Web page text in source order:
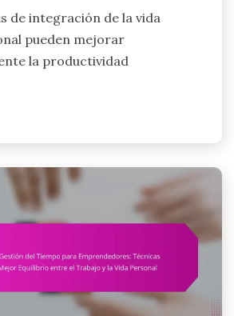
de integración de la vida
pueden mejorar
la productividad